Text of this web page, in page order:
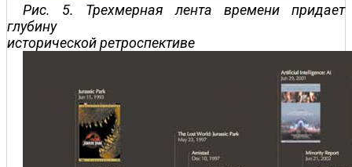
Рис. 5. Трехмерная лента времени придает
глубину
исторической ретроспективе